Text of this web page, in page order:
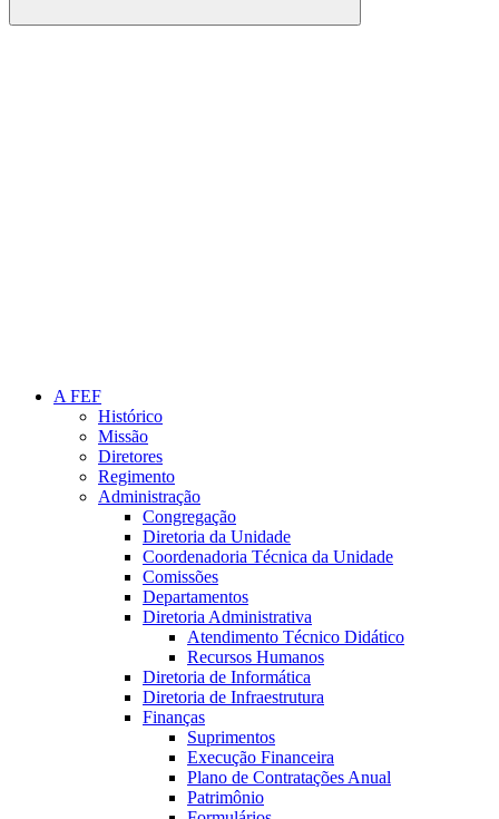
Buscar
A FEF
Histórico
Missão
Diretores
Regimento
Administração
Congregação
Diretoria da Unidade
Coordenadoria Técnica da Unidade
Comissões
Departamentos
Diretoria Administrativa
Atendimento Técnico Didático
Recursos Humanos
Diretoria de Informática
Diretoria de Infraestrutura
Finanças
Suprimentos
Execução Financeira
Plano de Contratações Anual
Patrimônio